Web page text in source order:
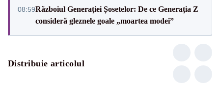
08:59Războiul Generației Șosetelor: De ce Generația Z
consideră gleznele goale „moartea modei”
Distribuie articolul